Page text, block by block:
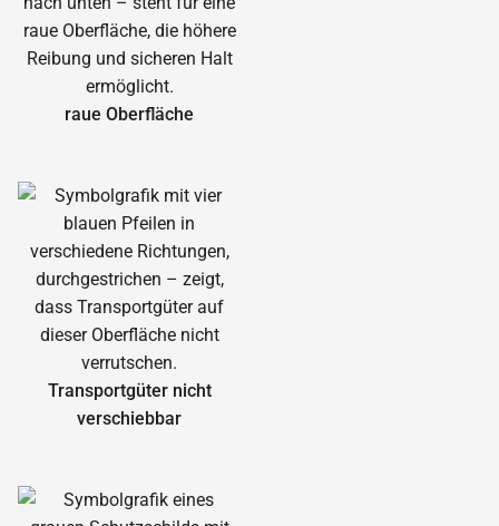
raue Oberfläche
Transportgüter nicht
verschiebbar